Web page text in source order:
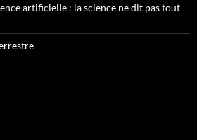
artificielle : la science ne dit pas tout